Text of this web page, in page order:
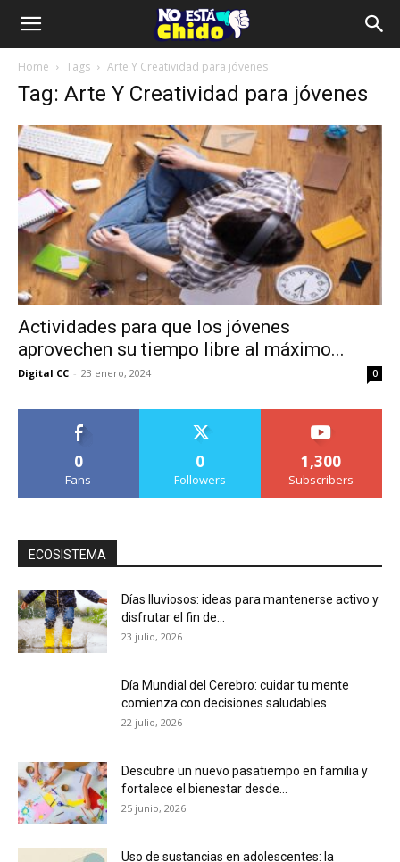
Home Tags Arte Y Creatividad para jóvenes
Tag: Arte Y Creatividad para jóvenes
Actividades para que los jóvenes
aprovechen su tiempo libre al máximo...
Digital CC - 23 enero, 2024 0
0
Fans
0
Followers
1,300
Subscribers
ECOSISTEMA
Días lluviosos: ideas para mantenerse activo y
disfrutar el fin de...
23 julio, 2026
Día Mundial del Cerebro: cuidar tu mente
comienza con decisiones saludables
22 julio, 2026
Descubre un nuevo pasatiempo en familia y
fortalece el bienestar desde...
25 junio, 2026
Uso de sustancias en adolescentes: la